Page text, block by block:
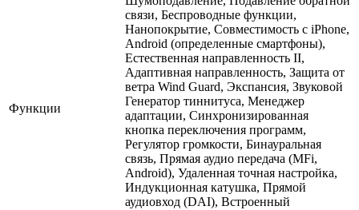
Функции
связи, Беспроводные функции,
Нанопокрытие, Совместимость с iPhone,
Android (определенные смартфоны),
Естественная направленность II,
Адаптивная направленность, Защита от
ветра Wind Guard, Экспансия, Звуковой
Генератор тиннитуса, Менеджер
адаптации, Синхронизированная
кнопка переключения программ,
Регулятор громкости, Бинауральная
связь, Прямая аудио передача (MFi,
Android), Удаленная точная настройка,
Индукционная катушка, Прямой
аудиовход (DAI), Встроенный